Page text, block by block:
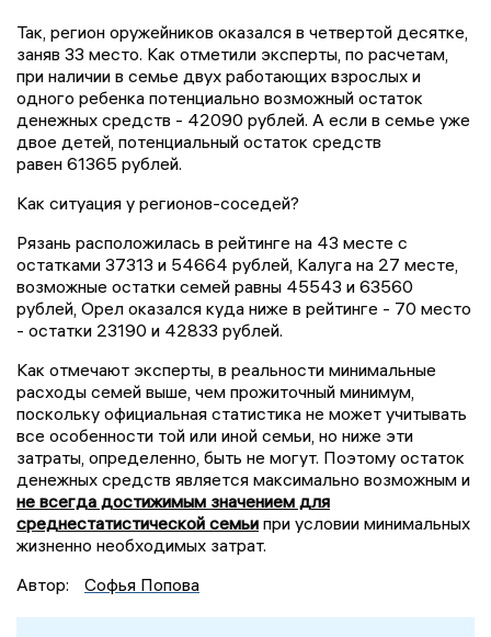
Так, регион оружейников оказался в четвертой десятке,
заняв 33 место. Как отметили эксперты, по расчетам,
при наличии в семье двух работающих взрослых и
одного ребенка потенциально возможный остаток
денежных средств - 42090 рублей. А если в семье уже
двое детей, потенциальный остаток средств
равен 61365 рублей.
Как ситуация у регионов-соседей?
Рязань расположилась в рейтинге на 43 месте с
остатками 37313 и 54664 рублей, Калуга на 27 месте,
возможные остатки семей равны 45543 и 63560
рублей, Орел оказался куда ниже в рейтинге - 70 место
- остатки 23190 и 42833 рублей.
Как отмечают эксперты, в реальности минимальные
расходы семей выше, чем прожиточный минимум,
поскольку официальная статистика не может учитывать
все особенности той или иной семьи, но ниже эти
затраты, определенно, быть не могут. Поэтому остаток
денежных средств является максимально возможным и
не всегда достижимым значением для
среднестатистической семьи при условии минимальных
жизненно необходимых затрат.
Автор:
Софья Попова